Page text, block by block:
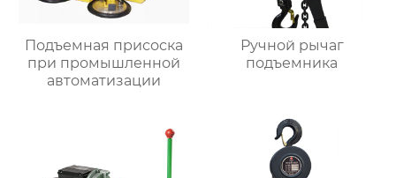
Подъемная присоска
при промышленной
автоматизации
Ручной рычаг
подъемника